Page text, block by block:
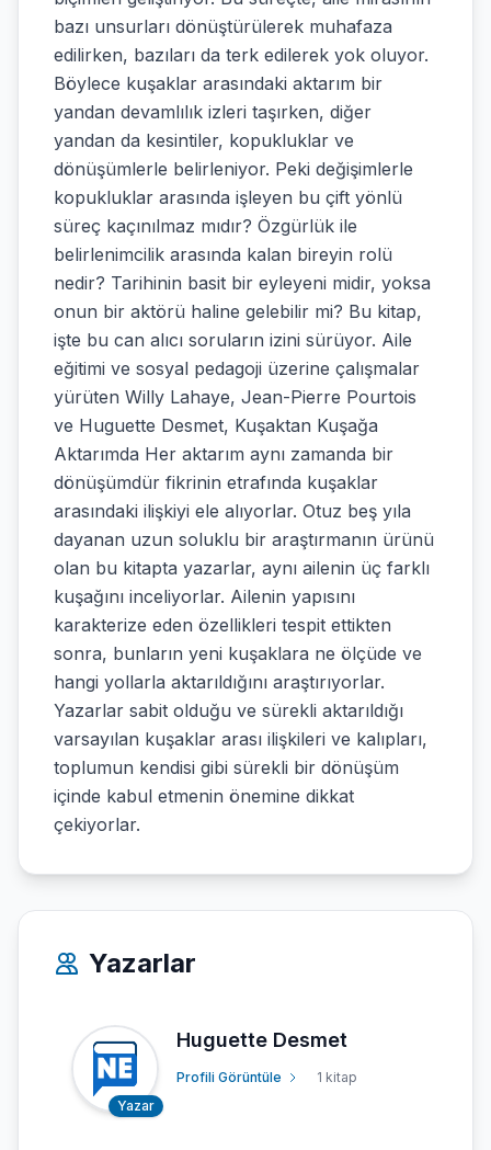
bazı unsurları dönüştürülerek muhafaza
edilirken, bazıları da terk edilerek yok oluyor.
Böylece kuşaklar arasındaki aktarım bir
yandan devamlılık izleri taşırken, diğer
yandan da kesintiler, kopukluklar ve
dönüşümlerle belirleniyor. Peki değişimlerle
kopukluklar arasında işleyen bu çift yönlü
süreç kaçınılmaz mıdır? Özgürlük ile
belirlenimcilik arasında kalan bireyin rolü
nedir? Tarihinin basit bir eyleyeni midir, yoksa
onun bir aktörü haline gelebilir mi? Bu kitap,
işte bu can alıcı soruların izini sürüyor. Aile
eğitimi ve sosyal pedagoji üzerine çalışmalar
yürüten Willy Lahaye, Jean-Pierre Pourtois
ve Huguette Desmet, Kuşaktan Kuşağa
Aktarımda Her aktarım aynı zamanda bir
dönüşümdür fikrinin etrafında kuşaklar
arasındaki ilişkiyi ele alıyorlar. Otuz beş yıla
dayanan uzun soluklu bir araştırmanın ürünü
olan bu kitapta yazarlar, aynı ailenin üç farklı
kuşağını inceliyorlar. Ailenin yapısını
karakterize eden özellikleri tespit ettikten
sonra, bunların yeni kuşaklara ne ölçüde ve
hangi yollarla aktarıldığını araştırıyorlar.
Yazarlar sabit olduğu ve sürekli aktarıldığı
varsayılan kuşaklar arası ilişkileri ve kalıpları,
toplumun kendisi gibi sürekli bir dönüşüm
içinde kabul etmenin önemine dikkat
çekiyorlar.
Yazarlar
Yazar
Huguette Desmet
Profili Görüntüle 1 kitap